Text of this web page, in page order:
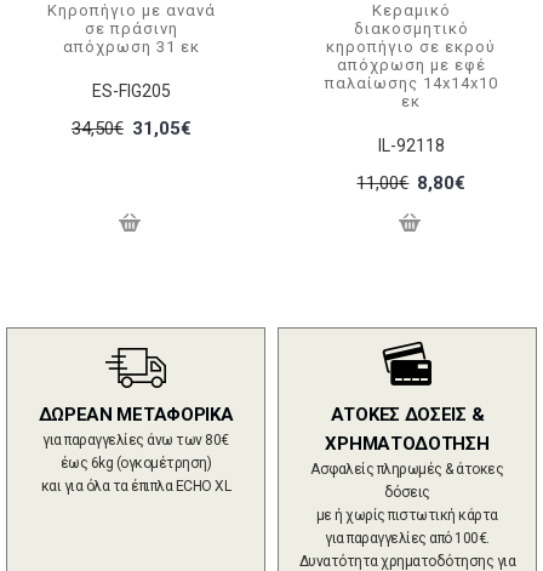
ES-FIG205
Κηροπήγιο με ανανά
σε πράσινη
απόχρωση 31 εκ
34,50€ 31,05€
IL-92118
Κεραμικό
διακοσμητικό
κηροπήγιο σε εκρού
απόχρωση με εφέ
παλαίωσης 14x14x10
εκ
11,00€ 8,80€
ΔΩΡΕΑΝ ΜΕΤΑΦΟΡΙΚΑ
για παραγγελίες άνω των 80€
έως 6kg (ογκομέτρηση)
και για όλα τα έπιπλα ECHO XL
ΑΤΟΚΕΣ ΔΟΣΕΙΣ &
ΧΡΗΜΑΤΟΔΟΤΗΣΗ
Ασφαλείς πληρωμές & άτοκες
δόσεις
με ή χωρίς πιστωτική κάρτα
για παραγγελίες από 100€.
Δυνατότητα χρηματοδότησης για